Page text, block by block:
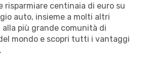
risparmiare centinaia di euro su
auto, insieme a molti altri
più grande comunità di
mondo e scopri tutti i vantaggi